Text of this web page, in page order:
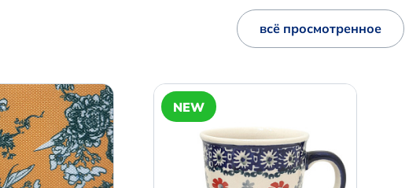
всё просмотренное
NEW